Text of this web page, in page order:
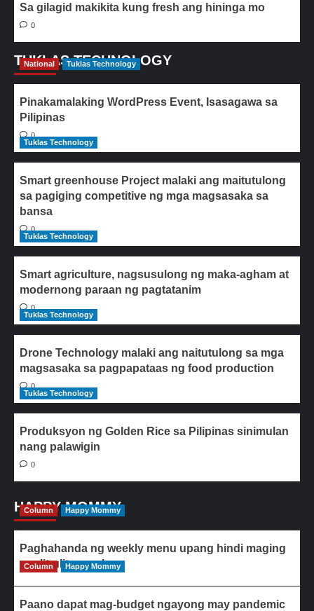
Sa gilagid makikita kung fresh ang hininga mo
0
TUKLAS TECHNOLOGY
National Tuklas Technology
Pinakamalaking WordPress Event, Isasagawa sa
Pilipinas
0
Tuklas Technology
Smart greenhouse Project malaki ang maitutulong
sa pagiging competitive ng mga magsasaka sa
bansa
0
Tuklas Technology
Smart agriculture, nagsusulong ng maka-agham at
modernong paraan ng pagtatanim
0
Tuklas Technology
Drone Technology malaki ang naitutulong sa mga
magsasaka sa pagpapataas ng food production
0
Tuklas Technology
Produksyon ng Golden Rice sa Pilipinas sinimulan
nang palawigin
0
HAPPY MOMMY
Column Happy Mommy
Paghahanda ng weekly menu upang hindi maging
paulit-ulit ang ulam
Column Happy Mommy
Paano dapat mag-budget ngayong may pandemic